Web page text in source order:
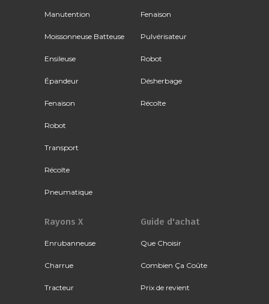
Manutention
Moissonneuse Batteuse
Ensileuse
Épandeur
Fenaison
Robot
Transport
Récolte
Pneumatique
Fenaison
Pulvérisateur
Robot
Désherbage
Récolte
Rayons X
Enrubanneuse
Charrue
Tracteur
Guide d'achat
Que Choisir
Combien Ça Coûte
Prix de revient